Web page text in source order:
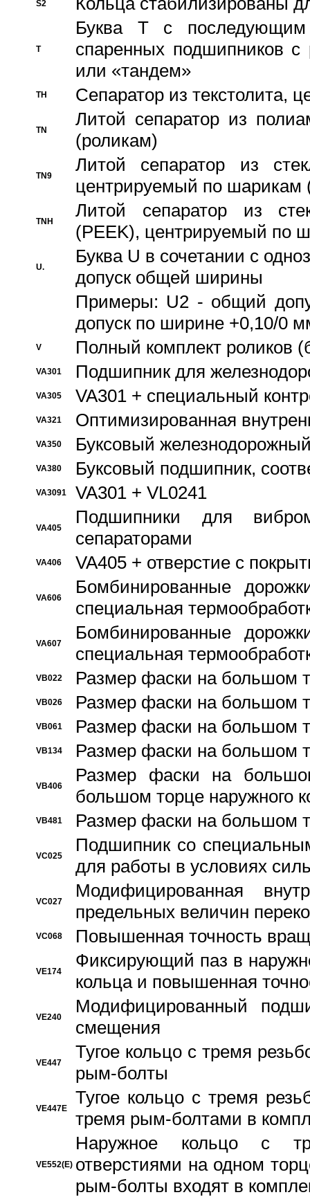
S2
T
Буква T с
спаренных подшипников
или «тандем»
TH Сепаратор из текстолита,
TN
Литой сепаратор из
(роликам)
TN9
Литой сепаратор из
центрируемый по шарикам
TNH
Литой сепаратор из
(PEEK), центрируемый по
U.
Буква U в сочетании с
допуск общей ширины
Примеры: U2 - общий
допуск по ширине +0,10/0
V Полный комплект роликов
VA301 Подшипник для
VA305 VA301 + специальный
VA321 Оптимизированная
VA350 Буксовый
VA380 Буксовый подшипник,
VA3091 VA301 + VL0241
VA405
Подшипники для
сепараторами
VA406 VA405 + отверстие с
VA606
Бомбинированные
специальная
VA607
Бомбинированные
специальная
VB022 Размер фаски на большом
VB026 Размер фаски на большом
VB061 Размер фаски на большом
VB134 Размер фаски на большом
VB406
Размер фаски на
большом торце наружного
VB481 Размер фаски на большом
VC025
Подшипник со
для работы в условиях
VC027
Модифицированная
предельных величин
VC068 Повышенная точность
VE174
Фиксирующий паз в
кольца и повышенная
VE240
Модифицированный
смещения
VE447
Тугое кольцо с тремя
рым-болты
VE447E
Тугое кольцо с тремя
тремя рым-болтами в
VE552(E)
Наружное кольцо с
отверстиями на одном
рым-болты входят в